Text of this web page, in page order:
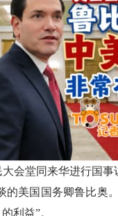
会堂同来华进行国事
的美国国务卿鲁比奥
利益”。